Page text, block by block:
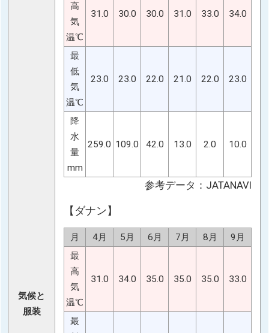
気候と
服装
高
気
温℃
31.0 30.0 30.0 31.0 33.0 34.0
最
低
気
温℃
23.0 23.0 22.0 21.0 22.0 23.0
降
水
量
mm
259.0 109.0 42.0 13.0 2.0 10.0
参考データ：JATANAVI
【ダナン】
月 4月 5月 6月 7月 8月
9月
最
高
気
温℃
31.0 34.0 35.0 35.0 35.0 33.0
最